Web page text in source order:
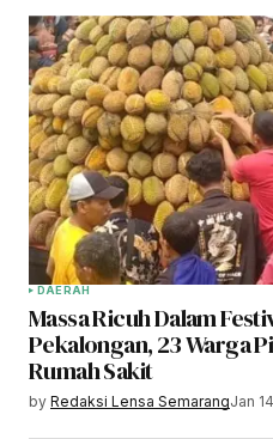
DAERAH
Massa Ricuh Dalam
Pekalongan, 23 Warga
Rumah Sakit
by Redaksi Lensa SemarangJan